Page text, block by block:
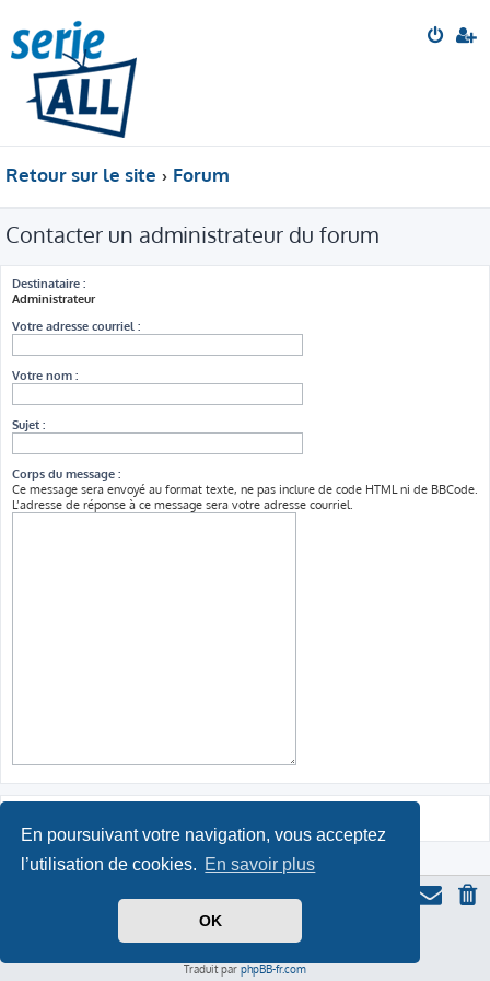
En poursuivant votre navigation, vous acceptez
l’utilisation de cookies. En savoir plus
OK
Retour sur le site Forum
Contacter un administrateur du forum
Destinataire :
Administrateur
Votre adresse courriel :
Votre nom :
Sujet :
Corps du message :
Ce message sera envoyé au format texte, ne pas inclure de code HTML ni de BBCode.
L’adresse de réponse à ce message sera votre adresse courriel.
Thème du forum serieallbasé sur ProLight Style par
Icone du panda parTriton, modifié par Serieall.
Traduit par phpBB-fr.com